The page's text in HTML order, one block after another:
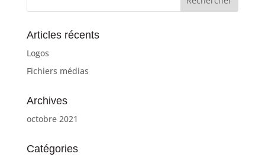
Articles récents
Logos
Fichiers médias
Archives
octobre 2021
Catégories